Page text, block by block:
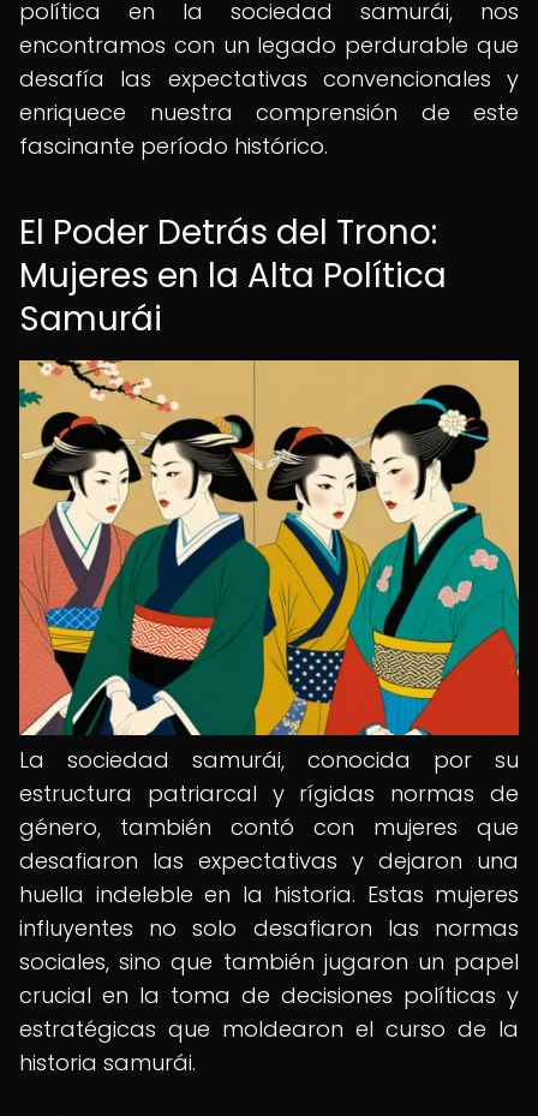
política en la sociedad samurái, nos
encontramos con un legado perdurable que
desafía las expectativas convencionales y
enriquece nuestra comprensión de este
fascinante período histórico.
El Poder Detrás del Trono:
Mujeres en la Alta Política
Samurái
La sociedad samurái, conocida por su
estructura patriarcal y rígidas normas de
género, también contó con mujeres que
desafiaron las expectativas y dejaron una
huella indeleble en la historia. Estas mujeres
influyentes no solo desafiaron las normas
sociales, sino que también jugaron un papel
crucial en la toma de decisiones políticas y
estratégicas que moldearon el curso de la
historia samurái.